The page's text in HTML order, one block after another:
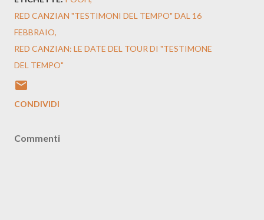
RED CANZIAN "TESTIMONI DEL TEMPO" DAL 16
FEBBRAIO
RED CANZIAN: LE DATE DEL TOUR DI "TESTIMONE
DEL TEMPO"
CONDIVIDI
Commenti